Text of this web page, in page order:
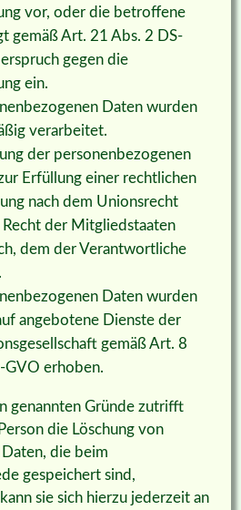
vor, oder die betroffene
gemäß Art. 21 Abs. 2 DS-
gegen die
ein.
Daten wurden
verarbeitet.
der personenbezogenen
Erfüllung einer rechtlichen
nach dem Unionsrecht
der Mitgliedstaaten
dem der Verantwortliche
Daten wurden
angebotene Dienste der
gemäß Art. 8
GVO erhoben.
genannten Gründe zutrifft
die Löschung von
die beim
gespeichert sind,
sie sich hierzu jederzeit an